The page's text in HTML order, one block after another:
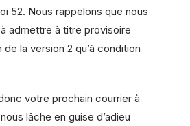
52. Nous rappelons que nous
admettre à titre provisoire
de la version 2 qu’à condition
votre prochain courrier à
lâche en guise d’adieu